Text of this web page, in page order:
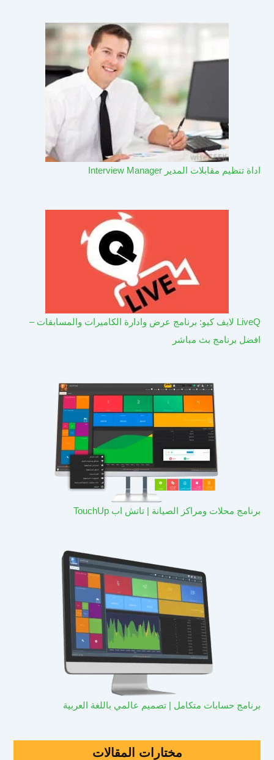
اداة تنظيم مقابلات المدير Interview Manager
LiveQ لايف كيو: برنامج عرض وادارة الكاميرات والمسابقات –
افضل برنامج بث مباشر
برنامج محلات ومراكز الصيانة | تاتش اب TouchUp
برنامج حسابات متكامل | تصميم عالمي باللغة العربية
مختارات المقالات